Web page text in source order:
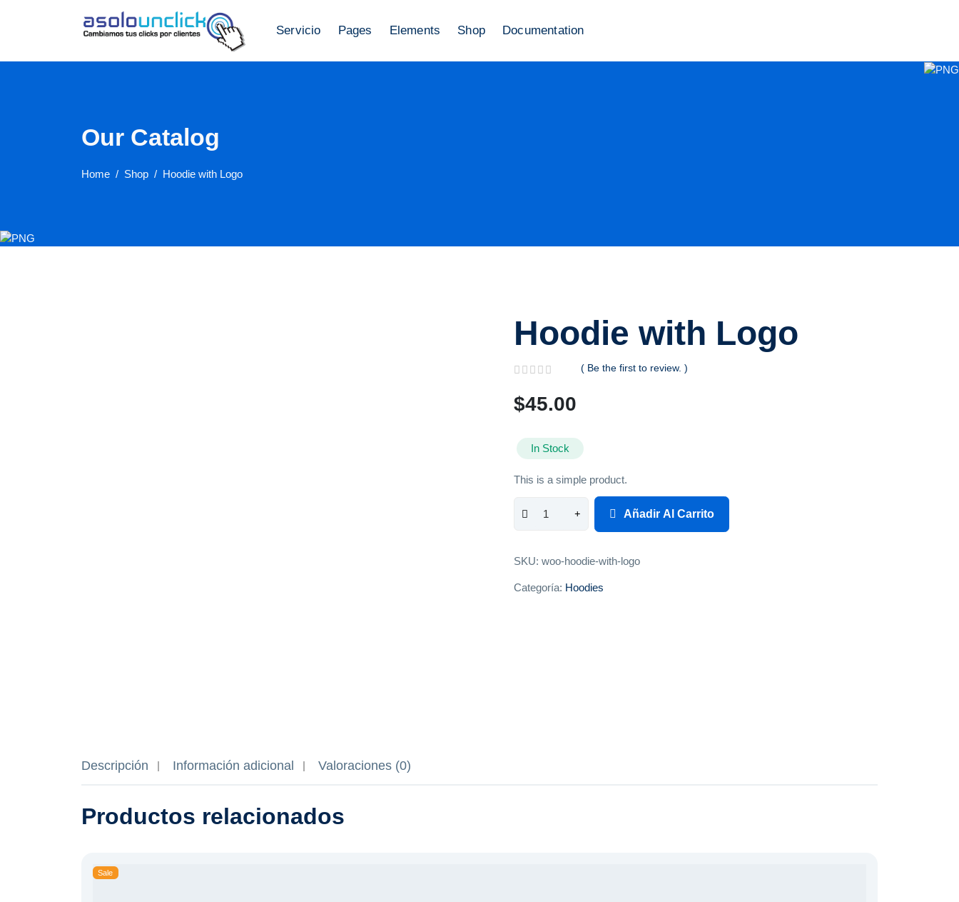
Servicio Pages Elements Shop Documentation
Our Catalog
Home Shop Hoodie with Logo
Hoodie with Logo
a
l
a
d
c
5
( Be the first to review. )
$45.00
In Stock
This is a simple product.
Añadir Al Carrito
SKU: woo-hoodie-with-logo
Categoría: Hoodies
Descripción Información adicional Valoraciones (0)
Productos relacionados
Sale